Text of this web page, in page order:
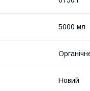
5000 мл
Новий